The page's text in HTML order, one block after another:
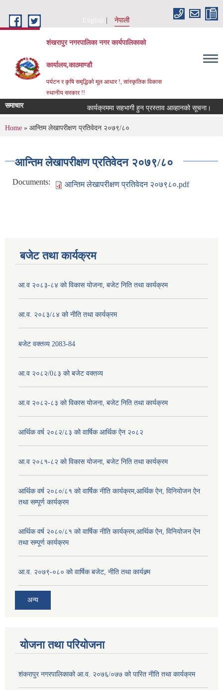
English
नेपाली
शंखरापुर नगरपालिका नगर कार्यपालिकाको
कार्यालय,काठमाण्डौ
पर्यटन र कृषि समृद्धिको मूल आधार !, सांस्कृतिक विकास
स्थानीय सरकार !!
समाचार कार्यक्रममा सहभागी हुन प्रस्ताव आव्हानको सूचना।
You are here
Home » आन्तिम लेखापरीक्षण प्रतिवेदन २०७९/८०
आन्तिम लेखापरीक्षण प्रतिवेदन २०७९/८०
Documents: आन्तिम लेखापरीक्षण प्रतिवेदन २०७९८०.pdf
बजेट तथा कार्यक्रम
आ.व २०८३-८४ को विकास योजना, बजेट निति तथा कार्यक्रम
आ.व. २०८३/८४ को नीति तथा कार्यक्रम
बजेट वक्तव्य 2083-84
आ.व २०८२/0८३ को बजेट वक्तव्य
आ.व २०८२-८३ को विकास योजना, बजेट निति तथा कार्यक्रम
आर्थिक वर्ष २०८२/८३ को वार्षिक आर्थिक ऐन २०८२
आ.व २०८१-८२ को विकास योजना, बजेट निति तथा कार्यक्रम
आर्थिक वर्ष २०८०/८१ को वार्षिक नीति कार्यक्रम,आर्थिक ऐन, विनियोजन ऐन
तथा सम्पूर्ण कार्यक्रम
आर्थिक वर्ष २०८०/८१ को वार्षिक नीति कार्यक्रम,आर्थिक ऐन, विनियोजन ऐन
तथा सम्पूर्ण कार्यक्रम
आ.व. २०७९-०८० को वार्षिक बजेट, नीति तथा कार्यक्र्म
अन्य
योजना तथा परियोजना
शंकरापुर नगरपालिकाको आ.व. २०७६/०७७ को पारित नीति तथा कार्यक्रम